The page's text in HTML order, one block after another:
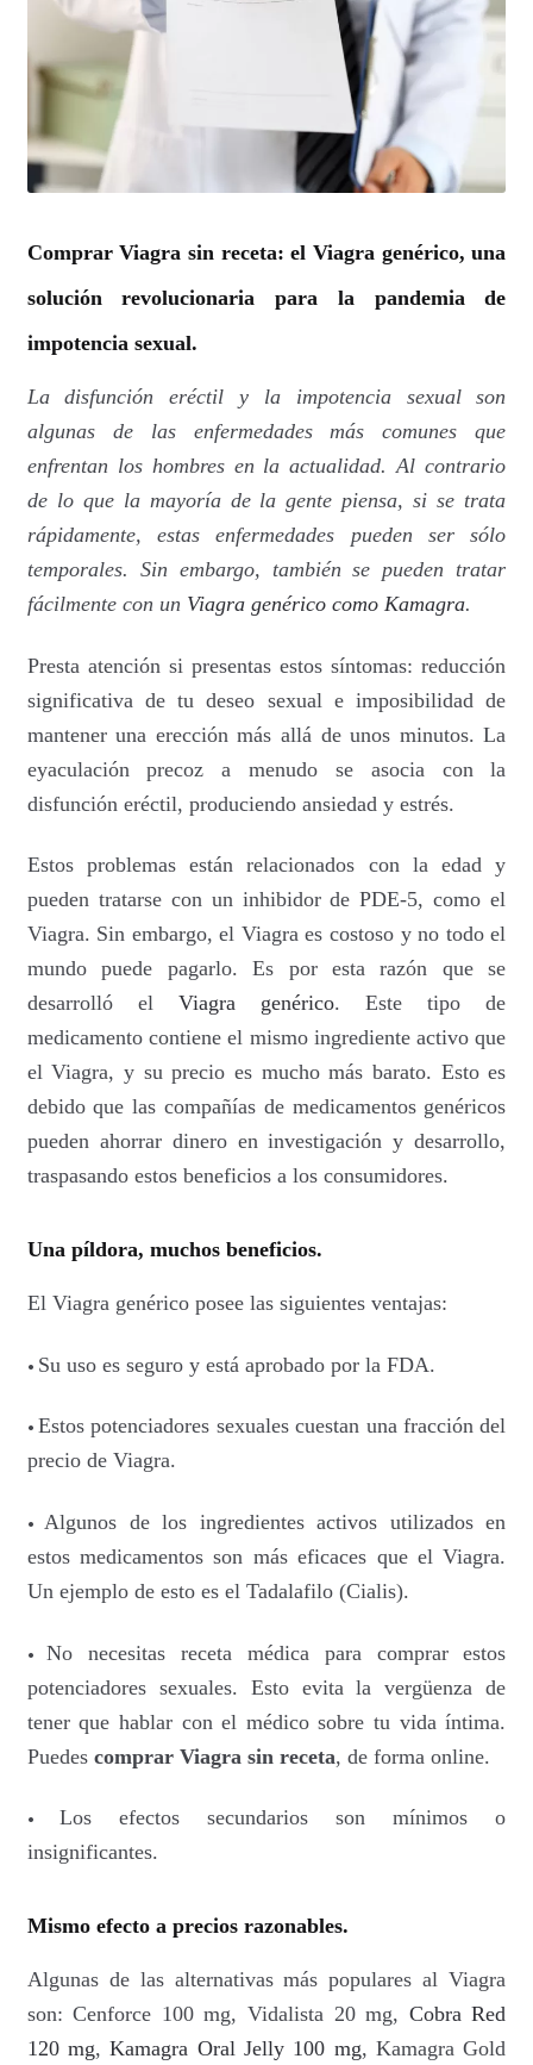
Condiciones
Contactos
Formas de pago
Impressum
Mi cuenta
Pago
Política de privacidad
Preguntas frecuentes
Productos
Sobre nosotros
Comprar Viagra sin receta: el Viagra genérico, una
solución revolucionaria para la pandemia de
impotencia sexual.
La disfunción eréctil y la impotencia sexual son
algunas de las enfermedades más comunes que
enfrentan los hombres en la actualidad. Al contrario
de lo que la mayoría de la gente piensa, si se trata
rápidamente, estas enfermedades pueden ser sólo
temporales. Sin embargo, también se pueden tratar
fácilmente con un Viagra genérico como Kamagra.
Presta atención si presentas estos síntomas: reducción
significativa de tu deseo sexual e imposibilidad de
mantener una erección más allá de unos minutos. La
eyaculación precoz a menudo se asocia con la
disfunción eréctil, produciendo ansiedad y estrés.
Estos problemas están relacionados con la edad y
pueden tratarse con un inhibidor de PDE-5, como el
Viagra. Sin embargo, el Viagra es costoso y no todo el
mundo puede pagarlo. Es por esta razón que se
desarrolló el Viagra genérico. Este tipo de
medicamento contiene el mismo ingrediente activo que
el Viagra, y su precio es mucho más barato. Esto es
debido que las compañías de medicamentos genéricos
pueden ahorrar dinero en investigación y desarrollo,
traspasando estos beneficios a los consumidores.
Una píldora, muchos beneficios.
El Viagra genérico posee las siguientes ventajas:
• Su uso es seguro y está aprobado por la FDA.
•Estos potenciadores sexuales cuestan una fracción del
precio de Viagra.
•Algunos de los ingredientes activos utilizados en
estos medicamentos son más eficaces que el Viagra.
Un ejemplo de esto es el Tadalafilo (Cialis).
•No necesitas receta médica para comprar estos
potenciadores sexuales. Esto evita la vergüenza de
tener que hablar con el médico sobre tu vida íntima.
Puedes comprar Viagra sin receta, de forma online.
• Los efectos secundarios son mínimos o
insignificantes.
Mismo efecto a precios razonables.
Algunas de las alternativas más populares al Viagra
son: Cenforce 100 mg, Vidalista 20 mg, Cobra Red
120 mg,Kamagra Oral Jelly 100 mg, Kamagra Gold